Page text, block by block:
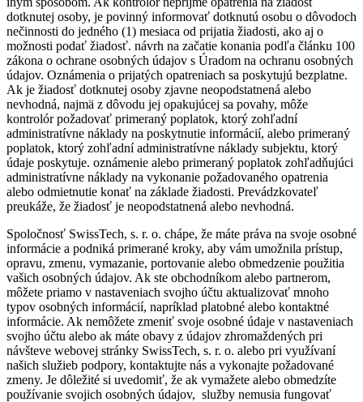
dotknutej osoby, je povinný informovať dotknutú osobu o dôvodoch
nečinnosti do jedného (1) mesiaca od prijatia žiadosti, ako aj o
možnosti podať žiadosť. návrh na začatie konania podľa článku 100
zákona o ochrane osobných údajov s Úradom na ochranu osobných
údajov. Oznámenia o prijatých opatreniach sa poskytujú bezplatne.
Ak je žiadosť dotknutej osoby zjavne neopodstatnená alebo
nevhodná, najmä z dôvodu jej opakujúcej sa povahy, môže
kontrolór požadovať primeraný poplatok, ktorý zohľadní
administratívne náklady na poskytnutie informácií, alebo primeraný
poplatok, ktorý zohľadní administratívne náklady subjektu, ktorý
údaje poskytuje. oznámenie alebo primeraný poplatok zohľadňujúci
administratívne náklady na vykonanie požadovaného opatrenia
alebo odmietnutie konať na základe žiadosti. Prevádzkovateľ
preukáže, že žiadosť je neopodstatnená alebo nevhodná.
Spoločnosť SwissTech, s. r. o. chápe, že máte práva na svoje osobné
informácie a podniká primerané kroky, aby vám umožnila prístup,
opravu, zmenu, vymazanie, portovanie alebo obmedzenie použitia
vašich osobných údajov. Ak ste obchodníkom alebo partnerom,
môžete priamo v nastaveniach svojho účtu aktualizovať mnoho
typov osobných informácií, napríklad platobné alebo kontaktné
informácie. Ak nemôžete zmeniť svoje osobné údaje v nastaveniach
svojho účtu alebo ak máte obavy z údajov zhromaždených pri
návšteve webovej stránky SwissTech, s. r. o. alebo pri využívaní
našich služieb podpory, kontaktujte nás a vykonajte požadované
zmeny. Je dôležité si uvedomiť, že ak vymažete alebo obmedzíte
používanie svojich osobných údajov, služby nemusia fungovať